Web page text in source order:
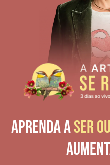
aprenda aser